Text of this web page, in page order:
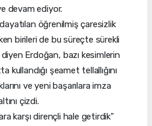
devam ediyor.
dayatılan öğrenilmiş çaresizlik
birileri de bu süreçte sürekli
Erdoğan, bazı kesimlerin
kullandığı şeamet tellallığını
ve yeni başarılara imza
çizdi.
karşı dirençli hale getirdik"